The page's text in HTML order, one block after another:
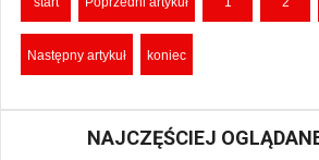
Następny artykuł koniec
NAJCZĘŚCIEJ